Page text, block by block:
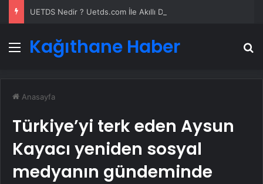
Menü
Kağıthane Haber
Anasayfa
Türkiye’yi terk eden Aysun
Kayacı yeniden sosyal
medyanın gündeminde